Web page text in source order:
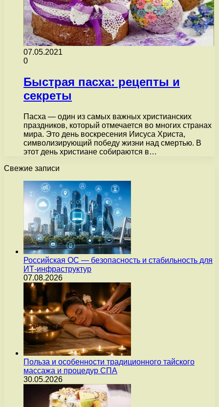
07.05.2021
0
Быстрая пасха: рецепты и
секреты
Пасха — один из самых важных христианских
праздников, который отмечается во многих странах
мира. Это день воскресения Иисуса Христа,
символизирующий победу жизни над смертью. В
этот день христиане собираются в…
Свежие записи
Российская ОС — безопасность и стабильность для
ИТ-инфраструктур
07.08.2026
Польза и особенности традиционного тайского
массажа и процедур СПА
30.05.2026